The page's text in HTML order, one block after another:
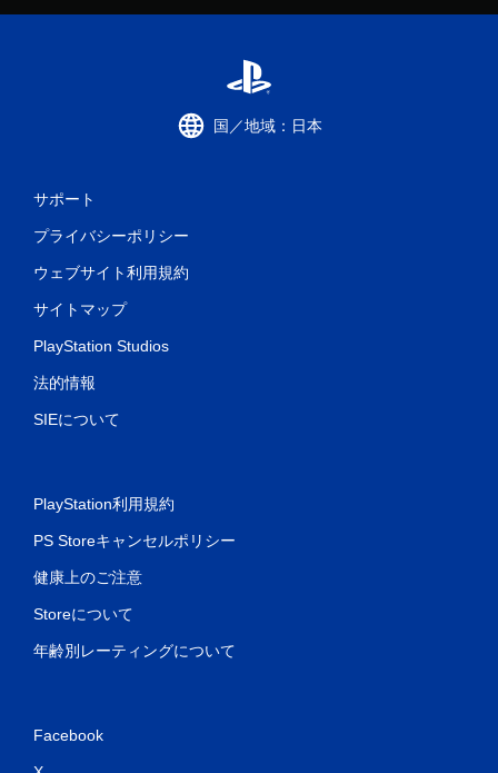
国／地域：日本
サポート
プライバシーポリシー
ウェブサイト利用規約
サイトマップ
PlayStation Studios
法的情報
SIEについて
PlayStation利用規約
PS Storeキャンセルポリシー
健康上のご注意
Storeについて
年齢別レーティングについて
Facebook